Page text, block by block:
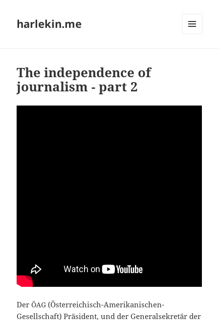
harlekin.me
The independence of
journalism - part 2
DerÖAG (Österreichisch-Amerikanischen-
Gesellschaft) Prä­si­dent, und der Gene­ral­se­kre­tär der